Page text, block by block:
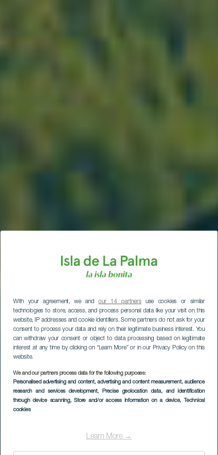
With your agreement, we andour 14 partnersuse cookies or similar
technologies to store, access, and process personal data like your visit on this
website, IP addresses and cookie identifiers. Some partners do not ask for your
consent to process your data and rely on their legitimate business interest. You
can withdraw your consent or object to data processing based on legitimate
interest at any time by clicking on “Learn More” or in our Privacy Policy on this
website.
We and our partners process data for the following purposes:
Personalised advertising and content, advertising and content measurement, audience
research and services development, Precise geolocation data, and identification
through device scanning, Store and/or access information on a device, Technical
cookies
Learn More →